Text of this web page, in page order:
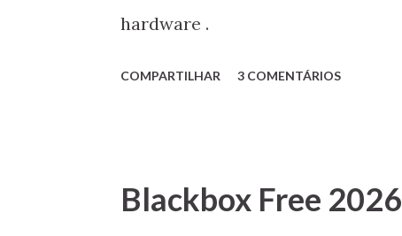
hardware .
COMPARTILHAR 3 COMENTÁRIOS
Blackbox Free 2026